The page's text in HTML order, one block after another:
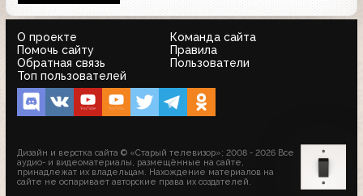
О проекте
Команда сайта
Помочь сайту
Правила
Обратная связь
Пользователи
Топ пользователей
Дизайн и верстка сайта © «Старый телевизор»; 2008 - 2026 Все
аудио- и видеоматериалы, размещённые на сайте,
принадлежат их владельцам. Нахождение материалов на
сайте не оспаривает авторские права их создателей.